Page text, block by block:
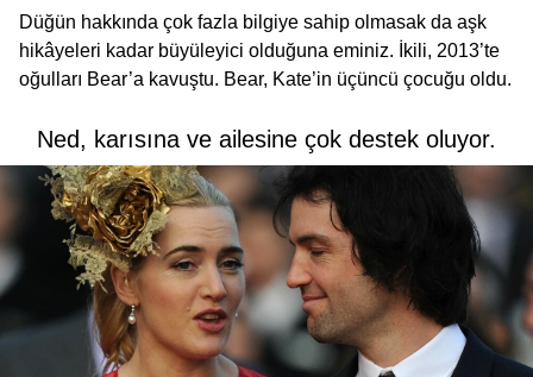
Düğün hakkında çok fazla bilgiye sahip olmasak da aşk
hikâyeleri kadar büyüleyici olduğuna eminiz. İkili, 2013’te
oğulları Bear’a kavuştu. Bear, Kate’in üçüncü çocuğu oldu.
Ned, karısına ve ailesine çok destek oluyor.